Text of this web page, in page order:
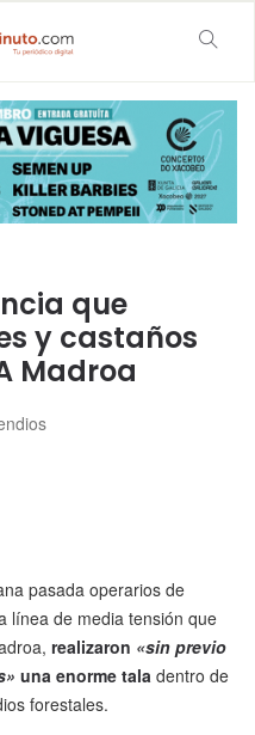
que
y castaños
Madroa
pasada operarios de
línea de media tensión que
realizaron «sin previo
una enorme tala dentro de
forestales.